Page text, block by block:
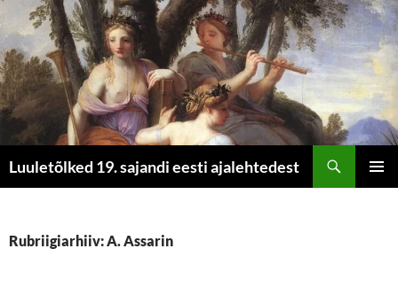
Luuletõlked 19. sajandi eesti ajalehtedest
Rubriigiarhiiv: A. Assarin